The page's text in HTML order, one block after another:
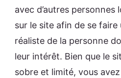
avec d’autres personnes
sur le site afin de se faire
réaliste de la personne
leur intérêt. Bien que le
sobre et limité, vous